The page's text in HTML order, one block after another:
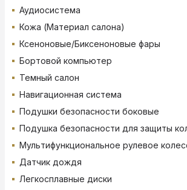
Аудиосистема
Кожа (Материал салона)
Ксеноновые/Биксеноновые фары
Бортовой компьютер
Темный салон
Навигационная система
Подушки безопасности боковые
Подушка безопасности для защиты
Мультифункциональное рулевое
Датчик дождя
Легкосплавные диски